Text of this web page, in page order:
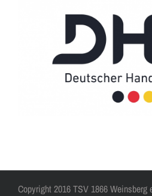
Copyright 2016 TSV 1866 Weinsberg